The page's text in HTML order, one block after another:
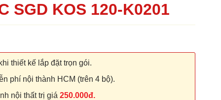
SGD KOS 120-K0201
khi thiết kế lắp đặt trọn gói.
phí nội thành HCM (trên 4 bộ).
nội thất trị giá 250.000đ.